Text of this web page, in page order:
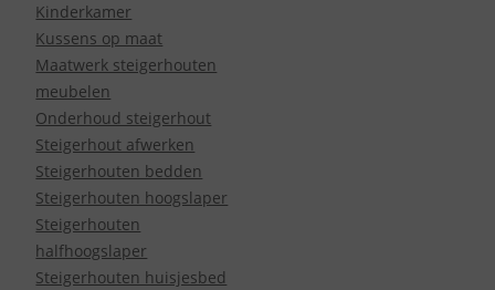
Kinderkamer
Kussens op maat
Maatwerk steigerhouten
meubelen
Onderhoud steigerhout
Steigerhout afwerken
Steigerhouten bedden
Steigerhouten hoogslaper
Steigerhouten
halfhoogslaper
Steigerhouten huisjesbed